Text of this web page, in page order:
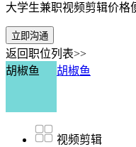
大学生兼职视频剪辑价格
立即沟通
返回职位列表>>
胡椒鱼
胡椒鱼
视频剪辑